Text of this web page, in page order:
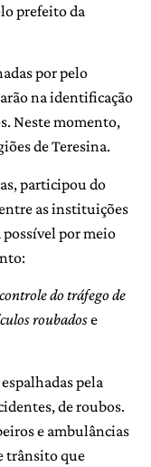
prefeito da
por pelo
na identificação
Neste momento,
de Teresina.
participou do
as instituições
por meio
do tráfego de
roubadose
pela
de roubos.
e ambulâncias
trânsito que